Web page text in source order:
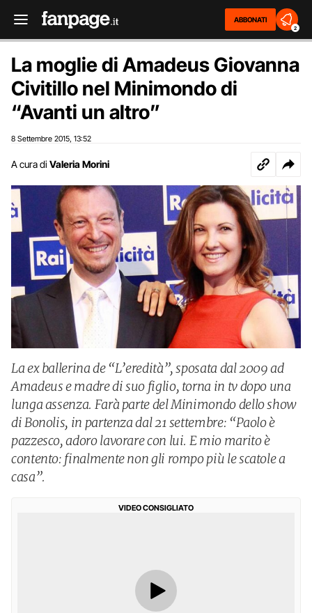
ABBONATI
2
La moglie di Amadeus Giovanna
Civitillo nel Minimondo di
“Avanti un altro”
8 Settembre 2015 13:52
A cura di Valeria Morini
La ex ballerina de “L’eredità”, sposata dal 2009 ad
Amadeus e madre di suo figlio, torna in tv dopo una
lunga assenza. Farà parte del Minimondo dello show
di Bonolis, in partenza dal 21 settembre: “Paolo è
pazzesco, adoro lavorare con lui. E mio marito è
contento: finalmente non gli rompo più le scatole a
casa”.
VIDEO CONSIGLIATO